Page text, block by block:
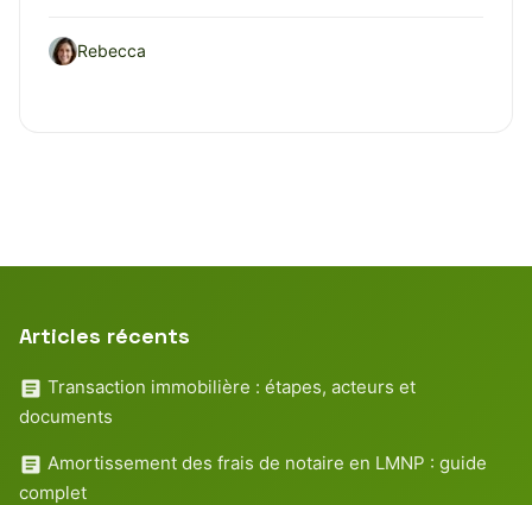
Rebecca
Articles récents
Transaction immobilière : étapes, acteurs et
documents
Amortissement des frais de notaire en LMNP : guide
complet